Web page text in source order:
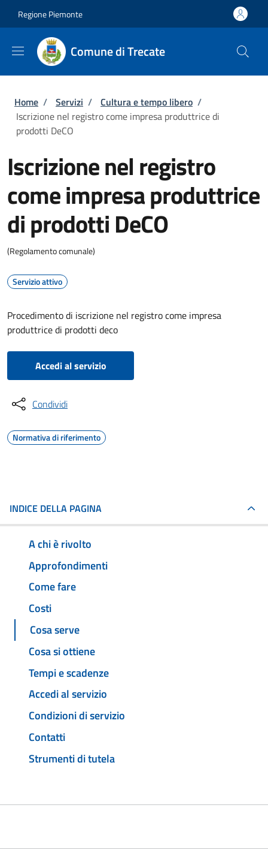
Regione Piemonte
Comune di Trecate
Briciole di pane
Home / Servizi / Cultura e tempo libero /
Iscrizione nel registro come impresa produttrice di
prodotti DeCO
Iscrizione nel registro
come impresa produttrice
di prodotti DeCO
(Regolamento comunale)
Servizio attivo
Procedimento di iscrizione nel registro come impresa
produttrice di prodotti deco
Accedi al servizio
Condividi
Normativa di riferimento
INDICE DELLA PAGINA
A chi è rivolto
Approfondimenti
Come fare
Costi
Cosa serve
Cosa si ottiene
Tempi e scadenze
Accedi al servizio
Condizioni di servizio
Contatti
Strumenti di tutela